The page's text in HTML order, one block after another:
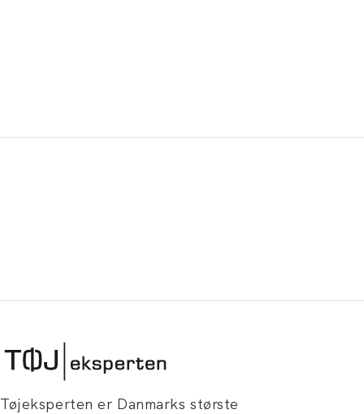
Tøjeksperten er Danmarks største